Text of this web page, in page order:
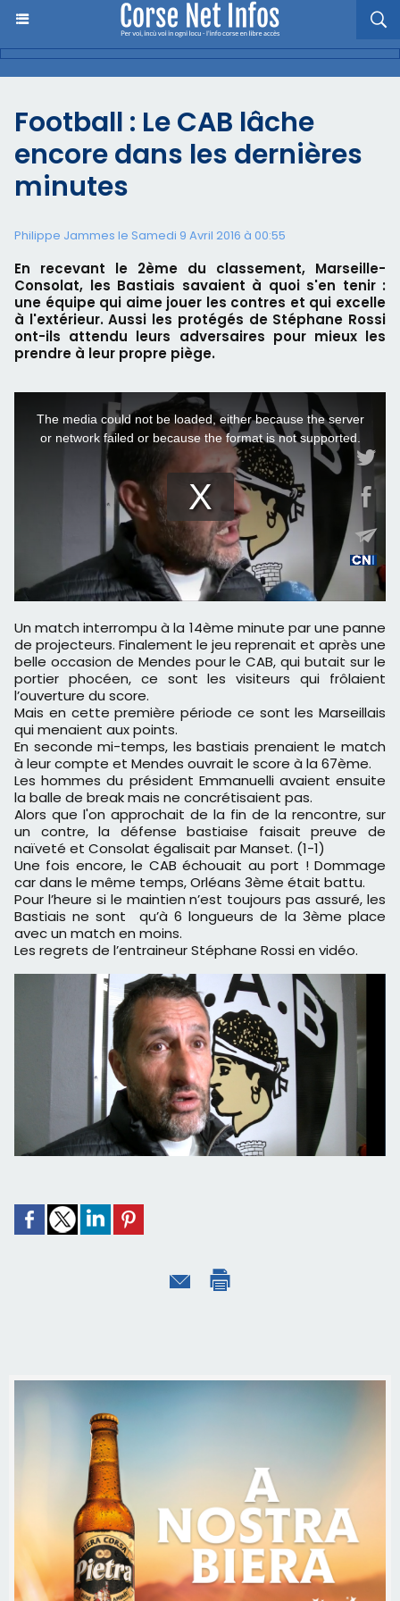
Football : Le CAB lâche
encore dans les dernières
minutes
Philippe Jammes le Samedi 9 Avril 2016 à 00:55
En recevant le 2ème du classement, Marseille-
Consolat, les Bastiais savaient à quoi s'en tenir :
une équipe qui aime jouer les contres et qui excelle
à l'extérieur. Aussi les protégés de Stéphane Rossi
ont-ils attendu leurs adversaires pour mieux les
prendre à leur propre piège.
Un match interrompu à la 14ème minute par une panne
de projecteurs. Finalement le jeu reprenait et après une
belle occasion de Mendes pour le CAB, qui butait sur le
portier phocéen, ce sont les visiteurs qui frôlaient
l’ouverture du score.
Mais en cette première période ce sont les Marseillais
qui menaient aux points.
En seconde mi-temps, les bastiais prenaient le match
à leur compte et Mendes ouvrait le score à la 67ème.
Les hommes du président Emmanuelli avaient ensuite
la balle de break mais ne concrétisaient pas.
Alors que l'on approchait de la fin de la rencontre, sur
un contre, la défense bastiaise faisait preuve de
naïveté et Consolat égalisait par Manset. (1-1)
Une fois encore, le CAB échouait au port ! Dommage
car dans le même temps, Orléans 3ème était battu.
Pour l’heure si le maintien n’est toujours pas assuré, les
Bastiais ne sont qu’à 6 longueurs de la 3ème place
avec un match en moins.
Les regrets de l’entraineur Stéphane Rossi en vidéo.